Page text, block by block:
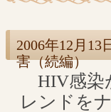
2006年12月
害（続編）
HIV感染
レンドを